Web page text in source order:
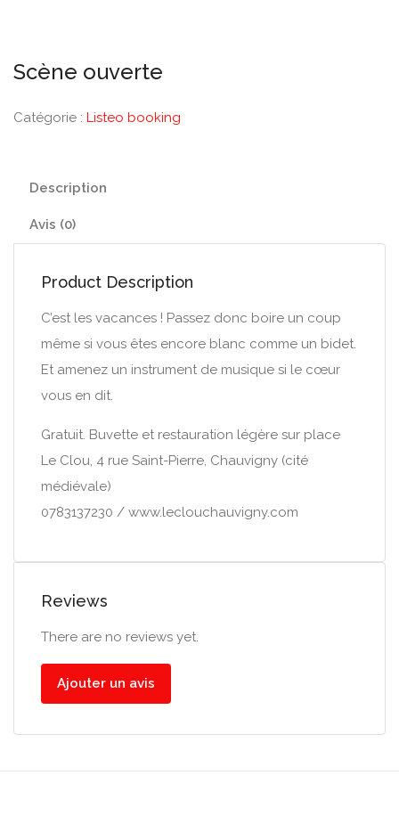
Scène ouverte
Catégorie : Listeo booking
Description
Avis (0)
Product Description
C’est les vacances ! Passez donc boire un coup
même si vous êtes encore blanc comme un bidet.
Et amenez un instrument de musique si le cœur
vous en dit.
Gratuit. Buvette et restauration légère sur place
Le Clou, 4 rue Saint-Pierre, Chauvigny (cité
médiévale)
0783137230 / www.leclouchauvigny.com
Reviews
There are no reviews yet.
Ajouter un avis